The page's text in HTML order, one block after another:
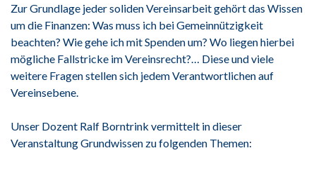
Zur Grundlage jeder soliden Vereinsarbeit gehört das Wissen
um die Finanzen: Was muss ich bei Gemeinnützigkeit
beachten? Wie gehe ich mit Spenden um? Wo liegen hierbei
mögliche Fallstricke im Vereinsrecht?… Diese und viele
weitere Fragen stellen sich jedem Verantwortlichen auf
Vereinsebene.
Unser Dozent Ralf Borntrink vermittelt in dieser
Veranstaltung Grundwissen zu folgenden Themen: